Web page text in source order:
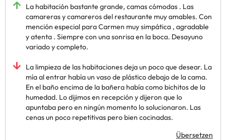
La habitación bastante grande, camas cómodas . Las
camareras y camareros del restaurante muy amables. Con
mención especial para Carmen muy simpática , agradable
y atenta . Siempre con una sonrisa en la boca. Desayuno
variado y completo.
La limpieza de las habitaciones deja un poco que desear. La
mía al entrar había un vaso de plástico debajo de la cama.
En el baño encima de la bañera había como bichitos de la
humedad. Lo dijimos en recepción y dijeron que lo
apuntaba pero en ningún momento lo solucionaron. Las
cenas un poco repetitivas pero bien cocinadas.
Übersetzen